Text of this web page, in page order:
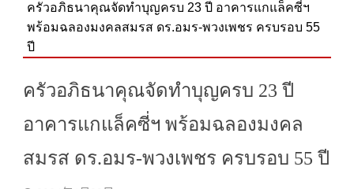
ครัวอภิ​ธนา​คุณ​จัดทำบุญครบ 23 ปี​ อาคารแกแล็คซี่ฯ
พร้อมฉลองมงคลสมรส ดร.อมร-พวงเพชร ครบรอบ 55
ปี
ครัวอภิ​ธนา​คุณ​จัดทำบุญครบ 23 ปี​
อาคารแกแล็คซี่ฯ พร้อมฉลองมงคล
สมรส ดร.อมร-พวงเพชร ครบรอบ 55 ปี